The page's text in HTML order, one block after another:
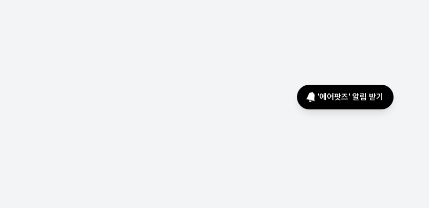
'에어팟즈' 알림 받기